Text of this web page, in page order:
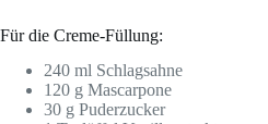
Für die Creme-Füllung:
240 ml Schlagsahne
120 g Mascarpone
30 g Puderzucker